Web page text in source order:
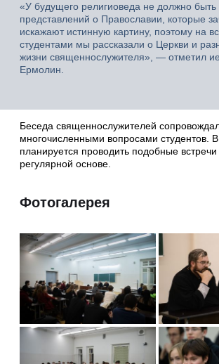
«У будущего религиоведа не должно быть
представлений о Православии, которые
искажают истинную картину, поэтому на
студентами мы рассказали о Церкви и
жизни священнослужителя», — отметил
Ермолин.
Беседа священнослужителей
многочисленными вопросами студентов.
планируется проводить подобные встречи
регулярной основе.
Фотогалерея